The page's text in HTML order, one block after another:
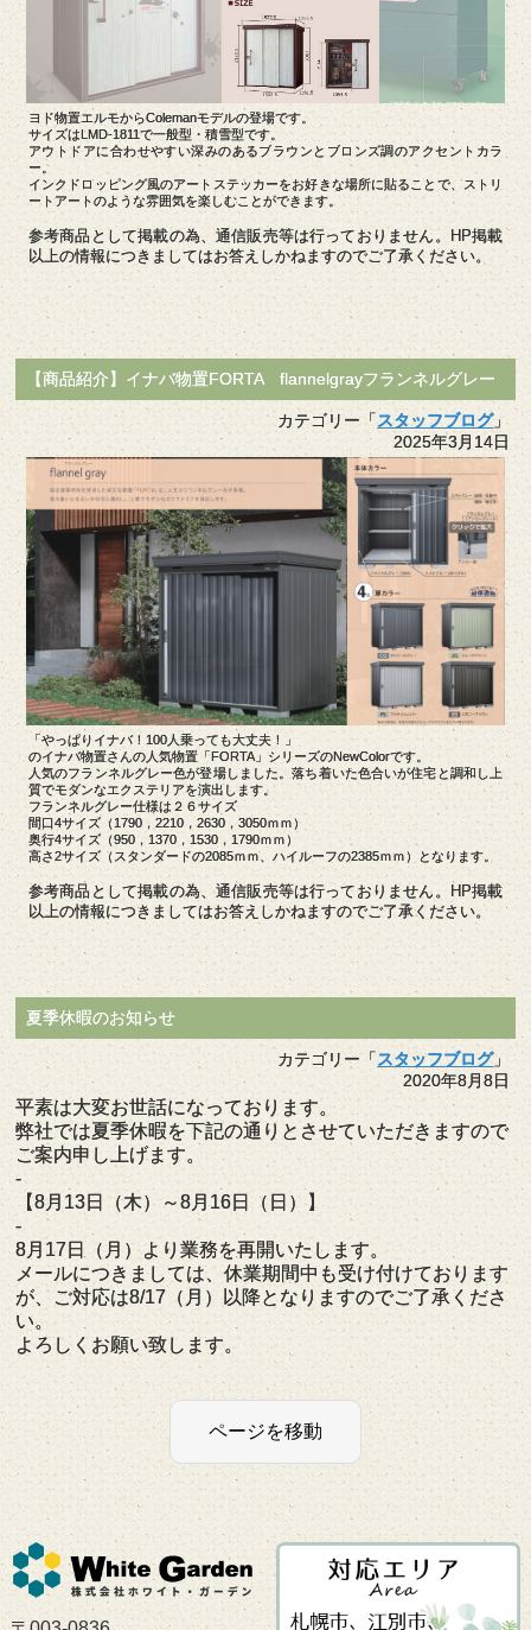
ヨド物置エルモからColemanモデルの登場です。
サイズはLMD-1811で一般型・積雪型です。
アウトドアに合わせやすい深みのあるブラウンとブロンズ調のアクセントカラ
ー。
インクドロッピング風のアートステッカーをお好きな場所に貼ることで、ストリ
ートアートのような雰囲気を楽しむことができます。
参考商品として掲載の為、通信販売等は行っておりません。HP掲載
以上の情報につきましてはお答えしかねますのでご了承ください。
【商品紹介】イナバ物置FORTA flannelgrayフランネルグレー
カテゴリー「スタッフブログ」
2025年3月14日
「やっぱりイナバ！100人乗っても大丈夫！」
のイナバ物置さんの人気物置「FORTA」シリーズのNewColorです。
人気のフランネルグレー色が登場しました。落ち着いた色合いが住宅と調和し上
質でモダンなエクステリアを演出します。
フランネルグレー仕様は２６サイズ
間口4サイズ（1790，2210，2630，3050ｍｍ）
奥行4サイズ（950，1370，1530，1790ｍｍ）
高さ2サイズ（スタンダードの2085ｍｍ、ハイルーフの2385ｍｍ）となります。
参考商品として掲載の為、通信販売等は行っておりません。HP掲載
以上の情報につきましてはお答えしかねますのでご了承ください。
夏季休暇のお知らせ
カテゴリー「スタッフブログ」
2020年8月8日
平素は大変お世話になっております。
弊社では夏季休暇を下記の通りとさせていただきますので
ご案内申し上げます。
-
【8月13日（木）～8月16日（日）】
-
8月17日（月）より業務を再開いたします。
メールにつきましては、休業期間中も受け付けております
が、ご対応は8/17（月）以降となりますのでご了承くださ
い。
よろしくお願い致します。